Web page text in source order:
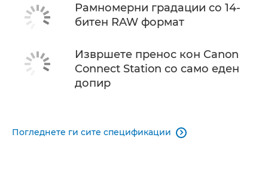
Рамномерни градации со 14-
битен RAW формат
Извршете пренос кон Canon
Connect Station со само еден
допир
Погледнете ги сите спецификации 